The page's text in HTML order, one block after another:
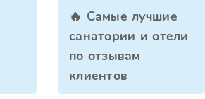
🔥 Самые лучшие
санатории и отели
по отзывам
клиентов